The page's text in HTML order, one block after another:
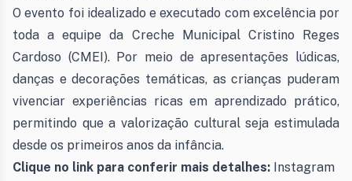
O evento foi idealizado e executado com excelência por
toda a equipe da Creche Municipal Cristino Reges
Cardoso (CMEI). Por meio de apresentações lúdicas,
danças e decorações temáticas, as crianças puderam
vivenciar experiências ricas em aprendizado prático,
permitindo que a valorização cultural seja estimulada
desde os primeiros anos da infância.
Clique no link para conferir mais detalhes: Instagram